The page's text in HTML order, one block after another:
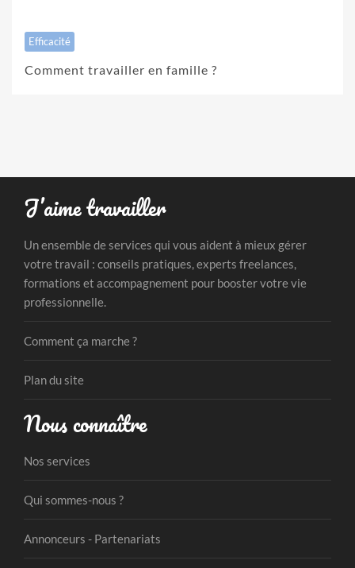
Efficacité
Comment travailler en famille ?
J’aime travailler
Un ensemble de services qui vous aident à mieux gérer
votre travail : conseils pratiques, experts freelances,
formations et accompagnement pour booster votre vie
professionnelle.
Comment ça marche ?
Plan du site
Nous connaître
Nos services
Qui sommes-nous ?
Annonceurs - Partenariats